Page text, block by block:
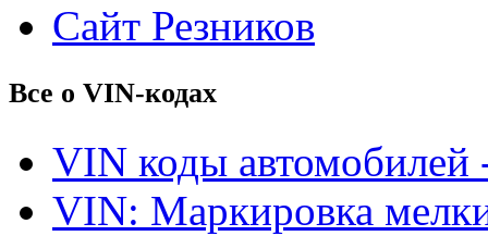
Сайт Резников
Все о VIN-кодах
VIN коды автомобилей
VIN: Маркировка